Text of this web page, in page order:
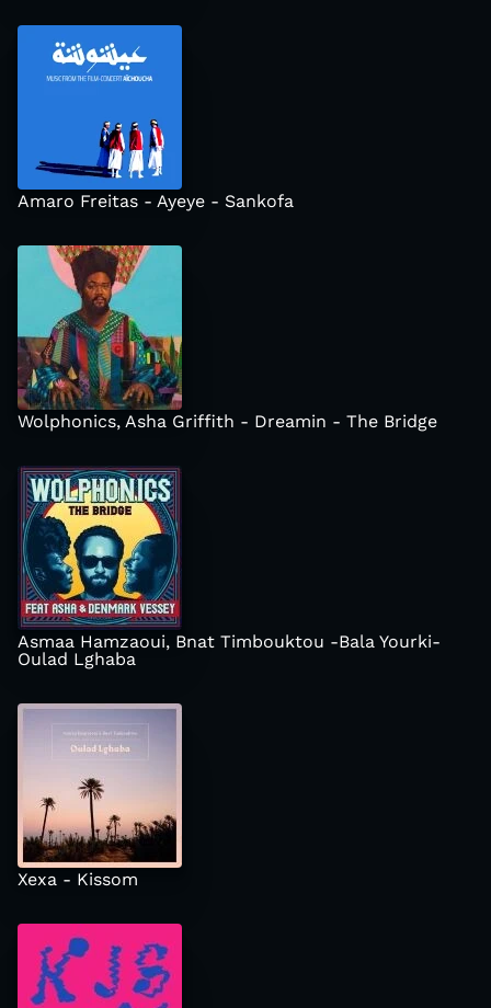
Amaro Freitas - Ayeye - Sankofa
Wolphonics, Asha Griffith - Dreamin - The Bridge
Asmaa Hamzaoui, Bnat Timbouktou -Bala Yourki-
Oulad Lghaba
Xexa - Kissom